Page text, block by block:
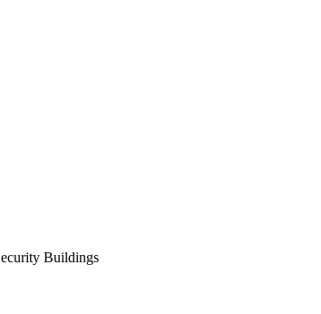
Buildings